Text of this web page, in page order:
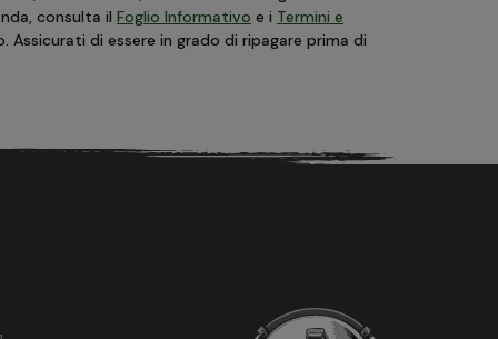
consulta il Foglio Informativo e i Termini e
di essere in grado di ripagare prima di